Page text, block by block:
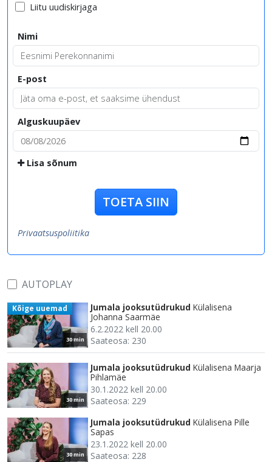
Liitu uudiskirjaga
Nimi
E-post
Alguskuupäev
Lisa sõnum
TOETA SIIN
Privaatsuspoliitika
AUTOPLAY
30 min
Kõige uuemad Jumala jooksutüdrukud Külalisena
Johanna Saarmäe
6.2.2022 kell 20.00
Saateosa: 230
30 min
Jumala jooksutüdrukud Külalisena Maarja
Pihlamäe
30.1.2022 kell 20.00
Saateosa: 229
30 min
Jumala jooksutüdrukud Külalisena Pille
Sapas
23.1.2022 kell 20.00
Saateosa: 228